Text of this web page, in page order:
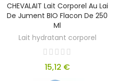
CHEVALAIT Lait Corporel Au Lai
De Jument BIO Flacon De 250
Ml
Lait hydratant corporel
15,12 €